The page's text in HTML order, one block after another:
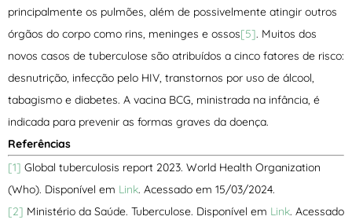
principalmente os pulmões, além de possivelmente atingir outros
órgãos do corpo como rins, meninges e ossos[5]. Muitos dos
novos casos de tuberculose são atribuídos a cinco fatores de risco:
desnutrição, infecção pelo HIV, transtornos por uso de álcool,
tabagismo e diabetes. A vacina BCG, ministrada na infância, é
indicada para prevenir as formas graves da doença.
Referências
[1] Global tuberculosis report 2023. World Health Organization
(Who). Disponível em Link. Acessado em 15/03/2024.
[2] Ministério da Saúde. Tuberculose. Disponível em Link. Acessado